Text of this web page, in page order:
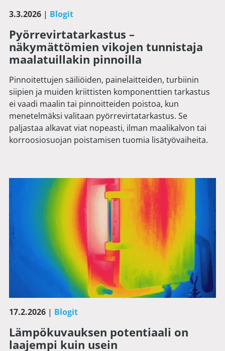
3.3.2026 | Blogit
Pyörrevirtatarkastus –
näkymättömien vikojen tunnistaja
maalatuillakin pinnoilla
Pinnoitettujen säiliöiden, painelaitteiden, turbiinin
siipien ja muiden kriittisten komponenttien tarkastus
ei vaadi maalin tai pinnoitteiden poistoa, kun
menetelmäksi valitaan pyörrevirtatarkastus. Se
paljastaa alkavat viat nopeasti, ilman maalikalvon tai
korroosiosuojan poistamisen tuomia lisätyövaiheita.
17.2.2026 | Blogit
Lämpökuvauksen potentiaali on
laajempi kuin usein